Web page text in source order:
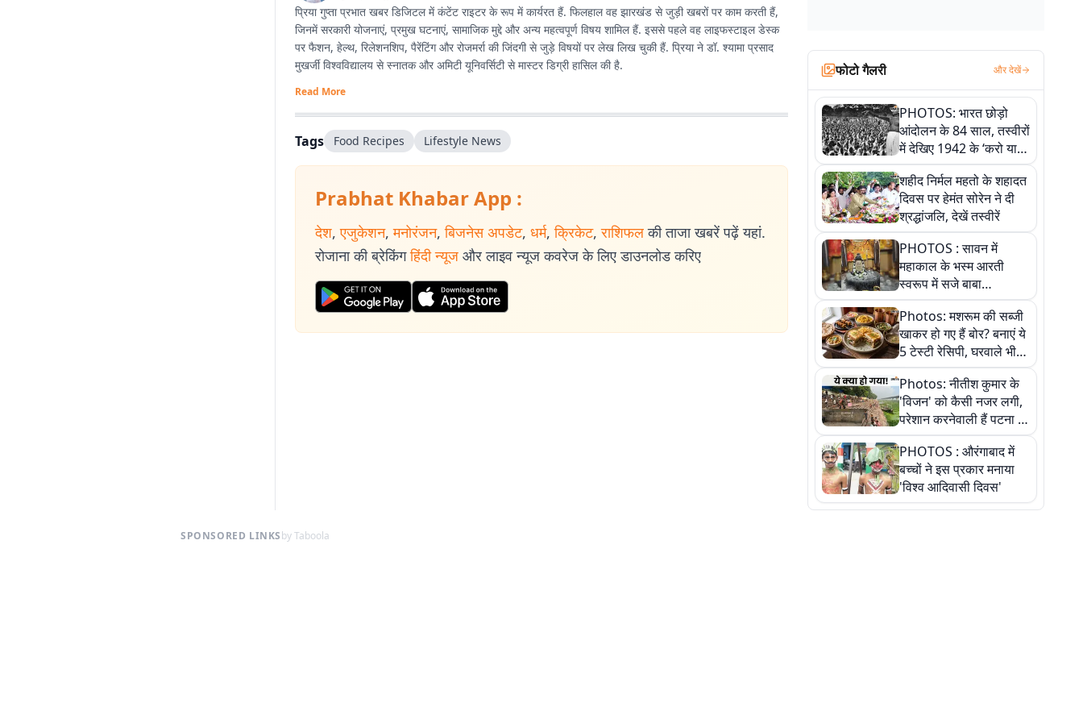
प्रिया गुप्ता प्रभात खबर डिजिटल में कंटेंट राइटर के रूप में कार्यरत हैं. फिलहाल वह झारखंड से जुड़ी खबरों पर काम करती हैं,
जिनमें सरकारी योजनाएं, प्रमुख घटनाएं, सामाजिक मुद्दे और अन्य महत्वपूर्ण विषय शामिल हैं. इससे पहले वह लाइफस्टाइल डेस्क
पर फैशन, हेल्थ, रिलेशनशिप, पैरेंटिंग और रोजमर्रा की जिंदगी से जुड़े विषयों पर लेख लिख चुकी हैं. प्रिया ने डॉ. श्यामा प्रसाद
मुखर्जी विश्वविद्यालय से स्नातक और अमिटी यूनिवर्सिटी से मास्टर डिग्री हासिल की है.
Read More
Tags Food Recipes Lifestyle News
Prabhat Khabar App :
देश, एजुकेशन, मनोरंजन, बिजनेस अपडेट, धर्म, क्रिकेट, राशिफल की ताजा खबरें पढ़ें यहां.
रोजाना की ब्रेकिंग हिंदी न्यूज और लाइव न्यूज कवरेज के लिए डाउनलोड करिए
फोटो गैलरी और देखें
PHOTOS: भारत छोड़ो
आंदोलन के 84 साल, तस्वीरों
में देखिए 1942 के ‘करो या
मरो’ आंदोलन की कहानी
शहीद निर्मल महतो के शहादत
दिवस पर हेमंत सोरेन ने दी
श्रद्धांजलि, देखें तस्वीरें
PHOTOS : सावन में
महाकाल के भस्म आरती
स्वरूप में सजे बाबा
औघड़दानी, तस्वीरों में करें
अद्भुत दर्शन
Photos: मशरूम की सब्जी
खाकर हो गए हैं बोर? बनाएं ये
5 टेस्टी रेसिपी, घरवाले भी
मांगेंगे बार-बार
Photos: नीतीश कुमार के
'विजन' को कैसी नजर लगी,
परेशान करनेवाली हैं पटना में
गंगा घाट की ये 11 तस्वीरें
PHOTOS : औरंगाबाद में
बच्चों ने इस प्रकार मनाया
'विश्व आदिवासी दिवस'
SPONSORED LINKSby Taboola